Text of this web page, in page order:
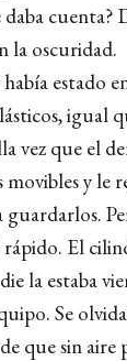
daba cuenta?
la oscuridad.
estado
igual
vez que el
movibles y le
rápido. El
la estaba
Se
que sin aire